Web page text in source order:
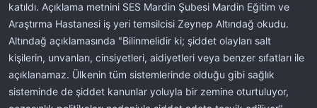
katıldı. Açıklama metnini SES Mardin Şubesi Mardin Eğitim ve
Araştırma Hastanesi iş yeri temsilcisi Zeynep Altındağ okudu.
Altındağ açıklamasında "Bilinmelidir ki; şiddet olayları salt
kişilerin, unvanları, cinsiyetleri, aidiyetleri veya benzer sıfatları ile
açıklanamaz. Ülkenin tüm sistemlerinde olduğu gibi sağlık
sisteminde de şiddet kanunlar yoluyla bir zemine oturtuluyor,